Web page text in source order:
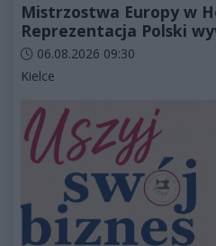
Mistrzostwa Europy w
Reprezentacja Polski
Data dodania artykułu:
06.08.2026 09:30
Kategorie artykułu:
Kielce